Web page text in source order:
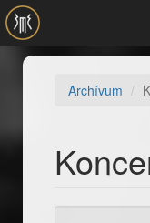
Ugrás a tartalomra
Archívum